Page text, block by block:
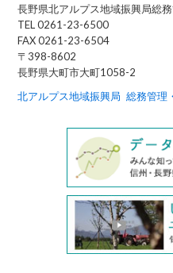
長野県北アルプス地域振興局総
TEL 0261-23-6500
FAX 0261-23-6504
〒398-8602
長野県大町市大町1058-2
北アルプス地域振興局 総務管理